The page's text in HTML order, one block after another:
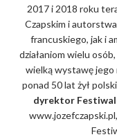
2017 i 2018 roku
Czapskim i
francuskiego, jak i
działaniom wielu
wielką wystawę jego
ponad 50 lat żył
dyrektor